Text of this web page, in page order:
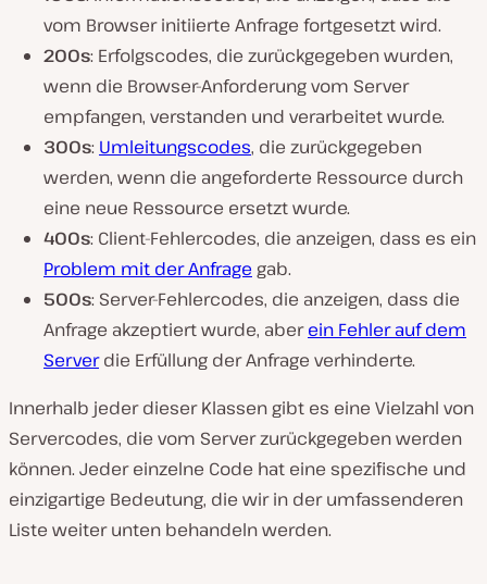
vom Browser initiierte Anfrage fortgesetzt wird.
200s: Erfolgscodes, die zurückgegeben wurden,
wenn die Browser-Anforderung vom Server
empfangen, verstanden und verarbeitet wurde.
300s: Umleitungscodes, die zurückgegeben
werden, wenn die angeforderte Ressource durch
eine neue Ressource ersetzt wurde.
400s: Client-Fehlercodes, die anzeigen, dass es ein
Problem mit der Anfrage gab.
500s: Server-Fehlercodes, die anzeigen, dass die
Anfrage akzeptiert wurde, aberein Fehler auf dem
Serverdie Erfüllung der Anfrage verhinderte.
Innerhalb jeder dieser Klassen gibt es eine Vielzahl von
Servercodes, die vom Server zurückgegeben werden
können. Jeder einzelne Code hat eine spezifische und
einzigartige Bedeutung, die wir in der umfassenderen
Liste weiter unten behandeln werden.